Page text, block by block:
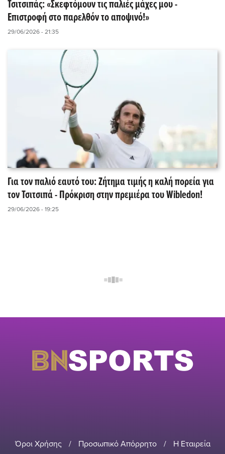
Τσιτσιπάς: «Σκεφτόμουν τις παλιές μάχες μου -
Επιστροφή στο παρελθόν το αποψινό!»
29/06/2026 - 21:35
Για τον παλιό εαυτό του: Ζήτημα τιμής η καλή πορεία για
τον Τσιτσιπά - Πρόκριση στην πρεμιέρα του Wibledon!
29/06/2026 - 19:25
Όροι Χρήσης / Προσωπικό Απόρρητο / Η Εταιρεία